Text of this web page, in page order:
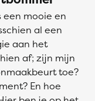
een mooie en
al een
aan het
af; zijn mijn
toe?
En hoe